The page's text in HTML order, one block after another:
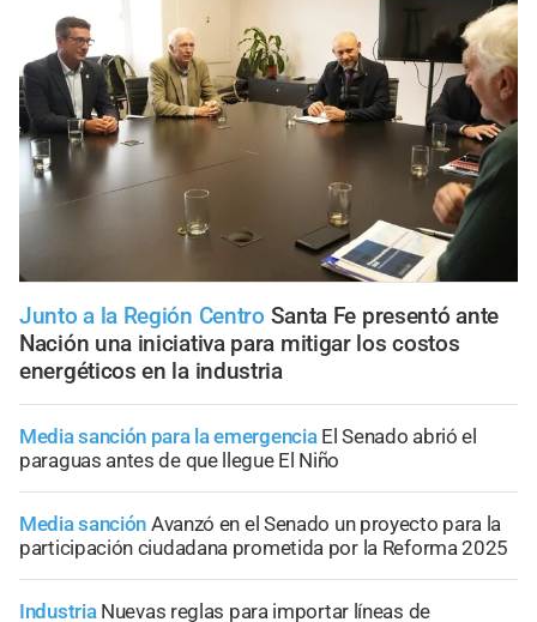
Junto a la Región Centro Santa Fe presentó ante
Nación una iniciativa para mitigar los costos
energéticos en la industria
Media sanción para la emergencia El Senado abrió el
paraguas antes de que llegue El Niño
Media sanción Avanzó en el Senado un proyecto para la
participación ciudadana prometida por la Reforma 2025
Industria Nuevas reglas para importar líneas de